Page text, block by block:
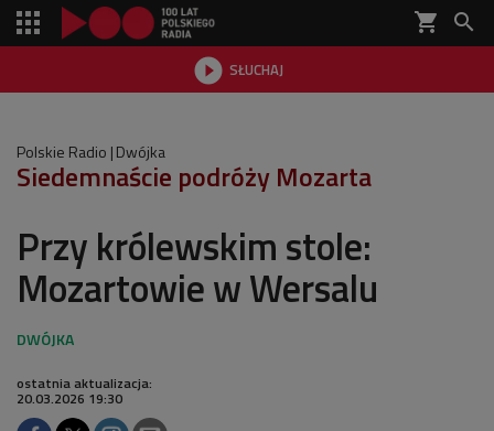
shopping_cart 
 SŁUCHAJ

Polskie Radio Dwójka
Siedemnaście podróży Mozarta
Przy królewskim stole:
Mozartowie w Wersalu
ostatnia aktualizacja:
20.03.2026 19:30